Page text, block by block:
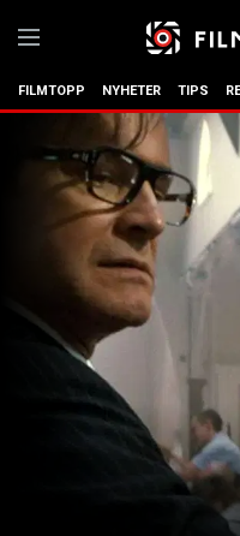
FILMTOPP NYHETER TIPS